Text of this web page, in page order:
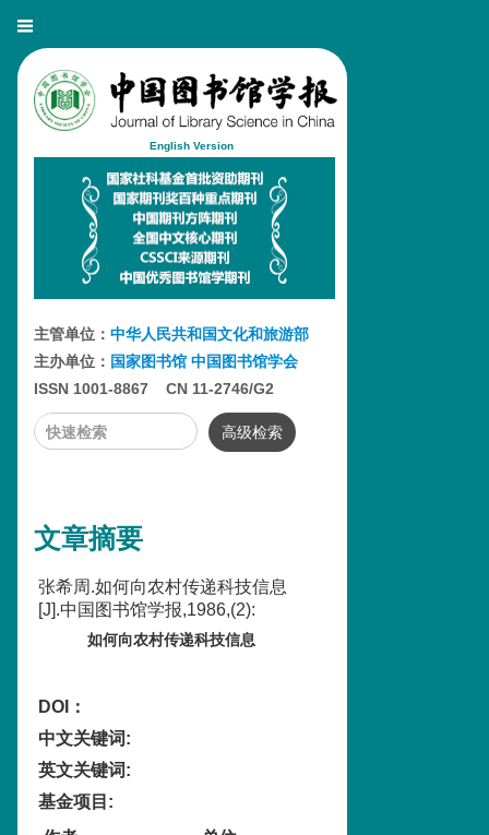
English Version
主管单位： 中华人民共和国文化和旅游部
主办单位： 国家图书馆 中国图书馆学会
ISSN 1001-8867 CN 11-2746/G2
高级检索
文章摘要
张希周.如何向农村传递科技信息
[J].中国图书馆学报,1986,(2):
如何向农村传递科技信息
DOI：
中文关键词:
英文关键词:
基金项目 :